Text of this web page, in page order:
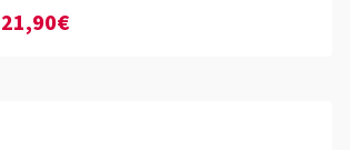
21,90€